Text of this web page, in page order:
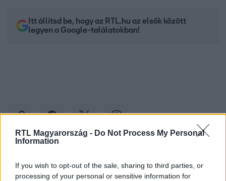
RTL Magyarország - Do Not Process My Personal
Information
If you wish to opt-out of the sale, sharing to third parties, or
processing of your personal or sensitive information for
Itt állítsd be, hogy az RTL.hu az elsők között
legyen a Google-találatokban!
Kövess minket, és értesülj a friss hírekről a
Facebookon is!